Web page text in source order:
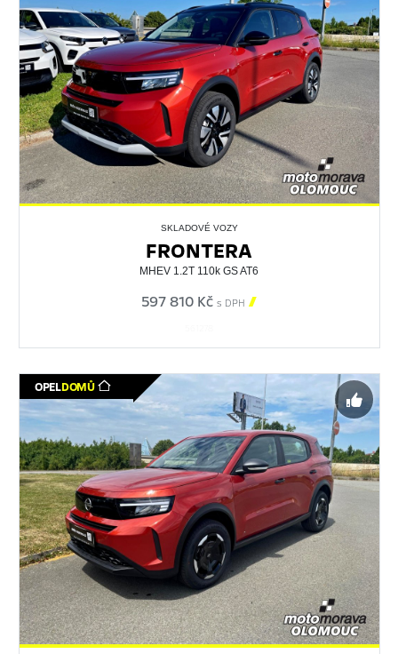
SKLADOVÉ VOZY
FRONTERA
MHEV 1.2T 110k GS AT6
597 810 Kč s DPH 
OPELDOMŮ